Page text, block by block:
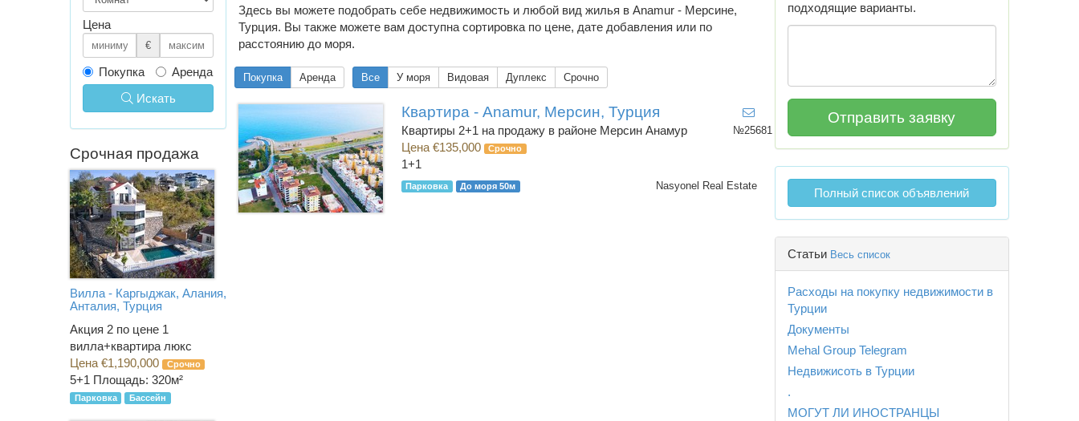
Здесь вы можете подобрать себе недвижимость и любой вид жилья в Anamur - Мерсине,
Турция. Вы также можете вам доступна сортировка по цене, дате добавления или по
расстоянию до моря.
Покупка Аренда Все У моря Видовая Дуплекс Срочно
Квартира - Anamur, Мерсин, Турция
Квартиры 2+1 на продажу в районе Мерсин Анамур
Цена €135,000
Срочно
1+1
Парковка До моря 50м Nasyonel Real Estate
№25681
подходящие варианты.
Полный список объявлений
Статьи Весь список
Расходы на покупку недвижимости в
Турции
Документы
Mehal Group Telegram
Недвижисоть в Турции
.
МОГУТ ЛИ ИНОСТРАНЦЫ
Цена
€
Покупка
Аренда
Искать
Срочная продажа
Вилла - Каргыджак, Алания,
Анталия, Турция
Акция 2 по цене 1
вилла+квартира люкс
Цена €1,190,000
Срочно
5+1 Площадь: 320м²
Парковка Бассейн